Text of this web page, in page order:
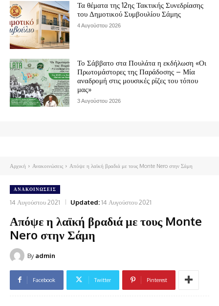
Τα θέματα της 12ης Τακτικής Συνεδρίασης
του Δημοτικού Συμβουλίου Σάμης
4 Αυγούστου 2026
Το Σάββατο στα Πουλάτα η εκδήλωση «Οι
Πρωτομάστορες της Παράδοσης – Μία
αναδρομή στις μουσικές ρίζες του τόπου
μας»
3 Αυγούστου 2026